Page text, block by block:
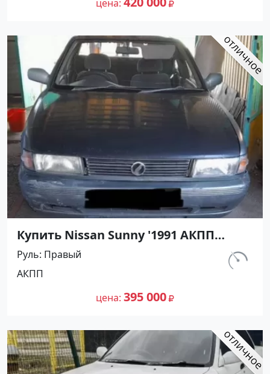
цена
Купить Nissan Sunny '1991 АКПП
(1400/75 л.с.) Бензин инжектор
Кореновск цвет Серый Седан по
цене 395000 рублей, объявление
№27500 на сайте Авторынок23
Руль Правый
АКПП
цена 395 000